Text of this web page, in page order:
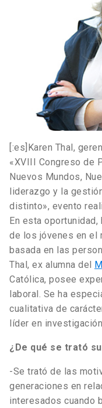
[:es]Karen Thal,
«XVIII Congreso de
Nuevos Mundos,
liderazgo y la
distinto», evento
En esta
de los jóvenes en el
basada en las
Thal, ex alumna del
Católica, posee
laboral. Se ha
cualitativa de
líder en
¿De qué se trató
-Se trató de las
generaciones en
interesados cuando